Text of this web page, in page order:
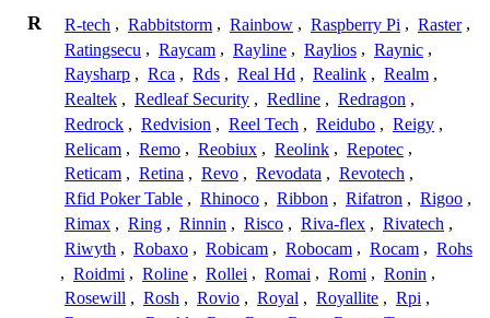
R R-tech , Rabbitstorm , Rainbow , Raspberry Pi , Raster ,
Ratingsecu , Raycam , Rayline , Raylios , Raynic ,
Raysharp , Rca , Rds , Real Hd , Realink , Realm ,
Realtek , Redleaf Security , Redline , Redragon ,
Redrock , Redvision , Reel Tech , Reidubo , Reigy ,
Relicam , Remo , Reobiux , Reolink , Repotec ,
Reticam , Retina , Revo , Revodata , Revotech ,
Rfid Poker Table , Rhinoco , Ribbon , Rifatron , Rigoo ,
Rimax , Ring , Rinnin , Risco , Riva-flex , Rivatech ,
Riwyth , Robaxo , Robicam , Robocam , Rocam , Rohs
, Roidmi , Roline , Rollei , Romai , Romi , Ronin ,
Rosewill , Rosh , Rovio , Royal , Royallite , Rpi ,